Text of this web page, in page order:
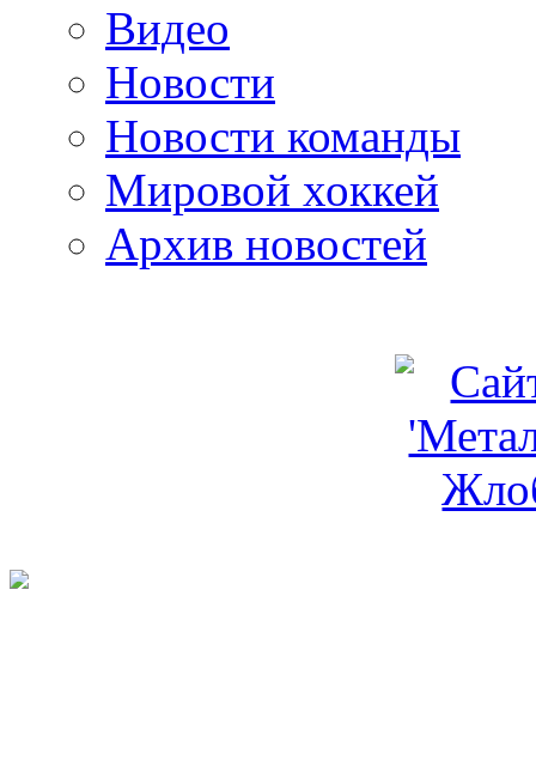
Видео
Новости
Новости команды
Мировой хоккей
Архив новостей